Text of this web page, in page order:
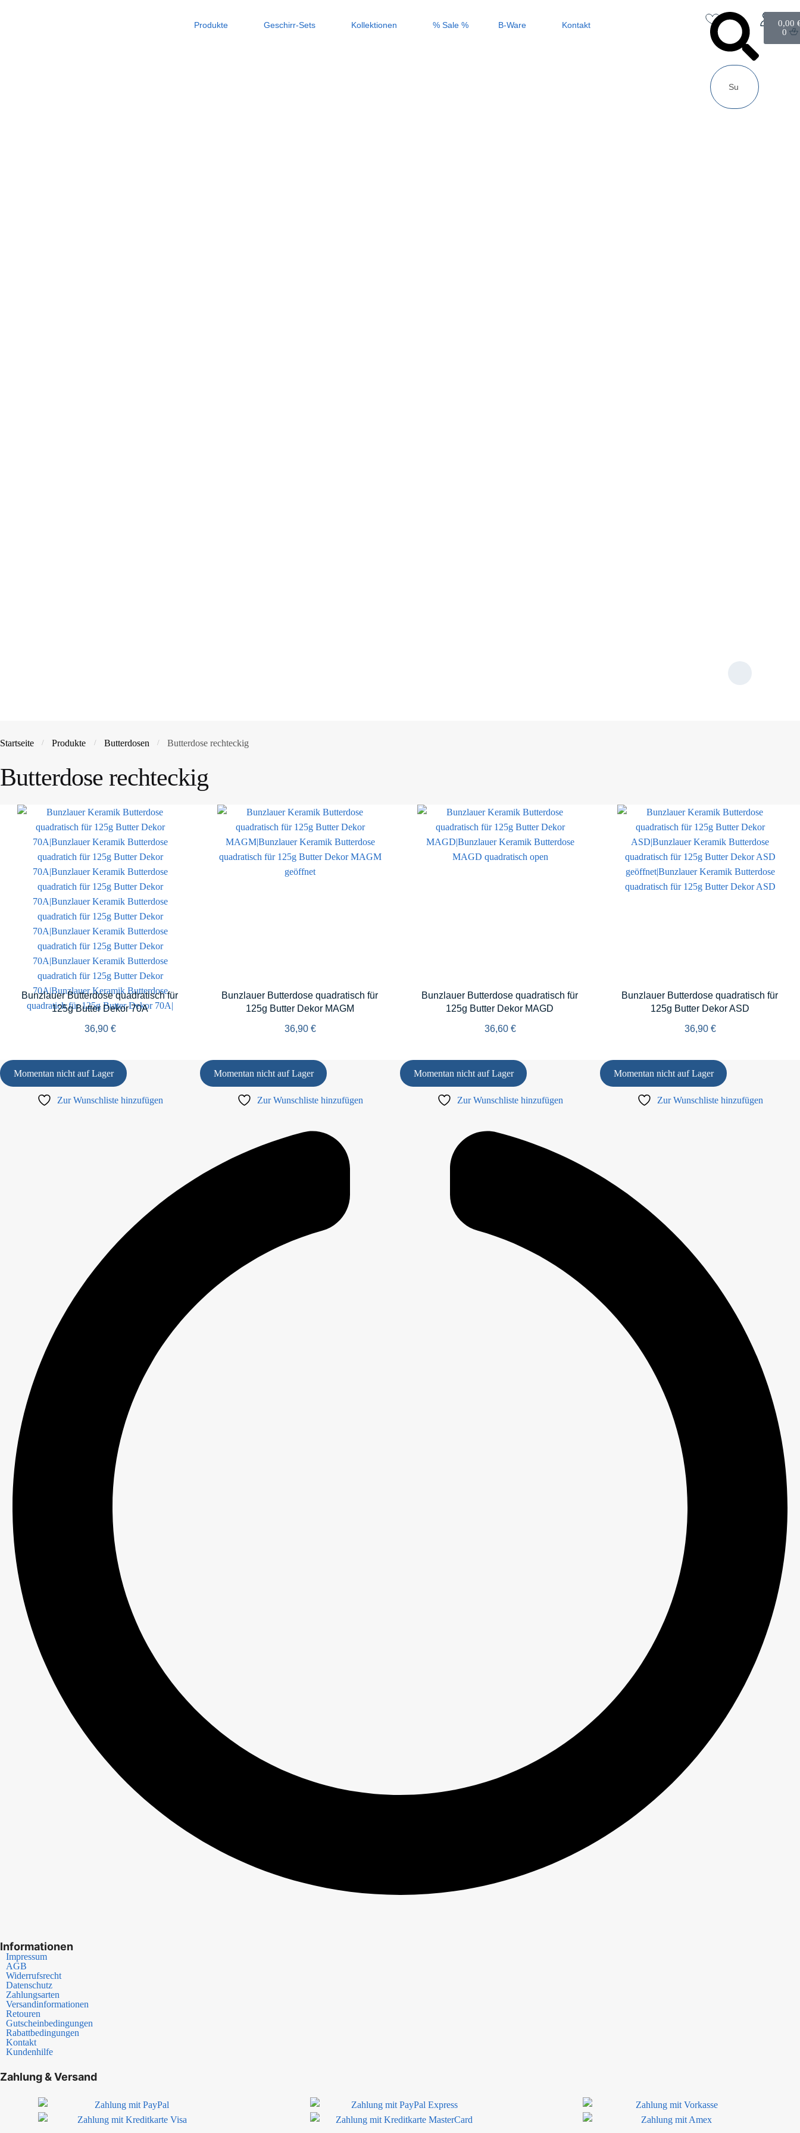
Produkte Geschirr-Sets Kollektionen % Sale % B-Ware Kontakt 0,00
0
Startseite / Produkte / Butterdosen / Butterdose rechteckig
Butterdose rechteckig
Bunzlauer Butterdose quadratisch für
125g Butter Dekor 70A
36,90 €
Momentan nicht auf Lager
Zur Wunschliste hinzufügen
Bunzlauer Butterdose quadratisch für
125g Butter Dekor MAGM
36,90 €
Momentan nicht auf Lager
Zur Wunschliste hinzufügen
Bunzlauer Butterdose quadratisch für
125g Butter Dekor MAGD
36,60 €
Momentan nicht auf Lager
Zur Wunschliste hinzufügen
Bunzlauer Butterdose quadratisch für
125g Butter Dekor ASD
36,90 €
Momentan nicht auf Lager
Zur Wunschliste hinzufügen
Informationen
Impressum
AGB
Widerrufsrecht
Datenschutz
Zahlungsarten
Versandinformationen
Retouren
Gutscheinbedingungen
Rabattbedingungen
Kontakt
Kundenhilfe
Zahlung & Versand